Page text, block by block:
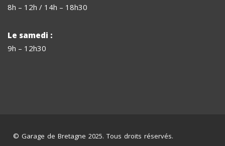
8h – 12h / 14h – 18h30
Le samedi :
9h – 12h30
© Garage de Bretagne 2025. Tous droits réservés.